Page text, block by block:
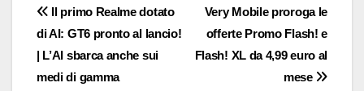
Navigazione
articoli
Very Mobile proroga le
offerte Promo Flash! e
Flash! XL da 4,99 euro al
mese
Il primo Realme dotato
di AI: GT6 pronto al lancio!
| L’AI sbarca anche sui
medi di gamma